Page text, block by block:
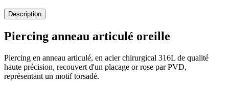
Description
Piercing anneau articulé oreille
Piercing en anneau articulé, en acier chirurgical 316L de qualité
haute précision, recouvert d'un placage or rose par PVD,
représentant un motif torsadé.